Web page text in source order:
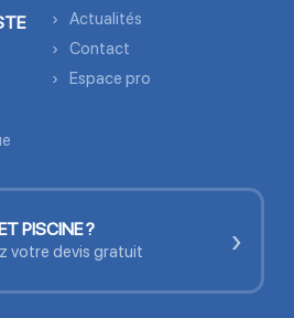
Actualités
Contact
Espace pro
PISCINE ?
votre devis gratuit ›